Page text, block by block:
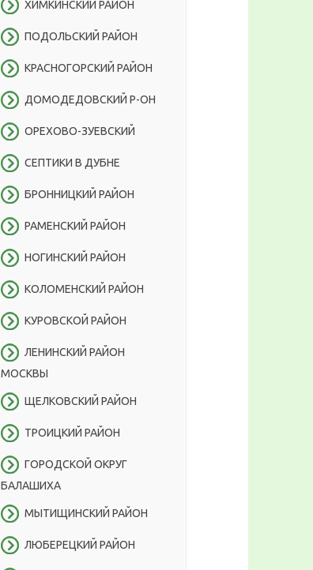
ХИМКИНСКИЙ РАЙОН
ПОДОЛЬСКИЙ РАЙОН
КРАСНОГОРСКИЙ РАЙОН
ДОМОДЕДОВСКИЙ Р-ОН
ОРЕХОВО-ЗУЕВСКИЙ
СЕПТИКИ В ДУБНЕ
БРОННИЦКИЙ РАЙОН
РАМЕНСКИЙ РАЙОН
НОГИНСКИЙ РАЙОН
КОЛОМЕНСКИЙ РАЙОН
КУРОВСКОЙ РАЙОН
ЛЕНИНСКИЙ РАЙОН
МОСКВЫ
ЩЕЛКОВСКИЙ РАЙОН
ТРОИЦКИЙ РАЙОН
ГОРОДСКОЙ ОКРУГ
БАЛАШИХА
МЫТИЩИНСКИЙ РАЙОН
ЛЮБЕРЕЦКИЙ РАЙОН